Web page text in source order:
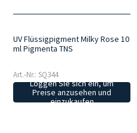
UV Flüssigpigment Milky Rose 10
ml Pigmenta TNS
Art.-Nr.: SQ344
Loggen Sie sich ein, um
Preise anzusehen und
einzukaufen